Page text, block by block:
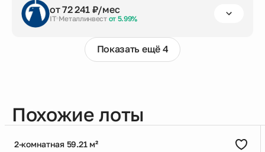
от 20%
первый взнос
до 30 лет
Заказать консультацию
IT Металлинвест от 5.99%
от 72 241 ₽/мес
до 30 лет
срок кредита
сумма кредита
Показать ещё 4
Похожие лоты
2-комнатная 59.21 м²